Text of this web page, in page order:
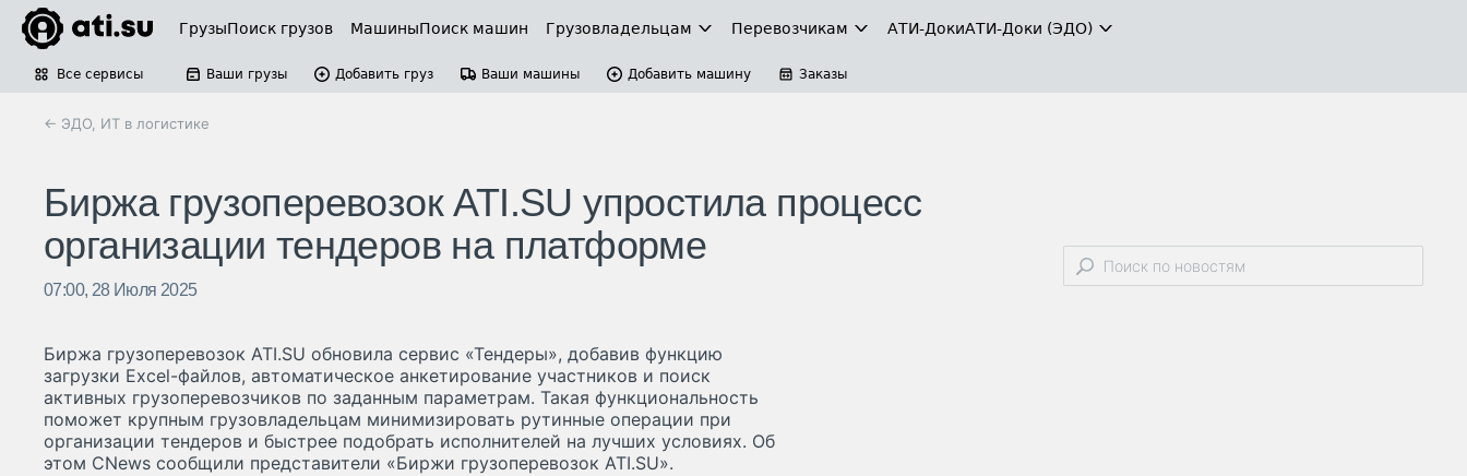
ГрузыПоиск грузов МашиныПоиск машин Грузовладельцам Перевозчикам АТИ-ДокиАТИ-Доки (ЭДО)
Все сервисы Ваши грузы Добавить груз Ваши машины Добавить машину Заказы
← ЭДО, ИТ в логистике
Биржа грузоперевозок ATI.SU упростила процесс
организации тендеров на платформе
07:00, 28 Июля 2025
Биржа грузоперевозок ATI.SU обновила сервис «Тендеры», добавив функцию
загрузки Excel-файлов, автоматическое анкетирование участников и поиск
активных грузоперевозчиков по заданным параметрам. Такая функциональность
поможет крупным грузовладельцам минимизировать рутинные операции при
организации тендеров и быстрее подобрать исполнителей на лучших условиях. Об
этом CNews сообщили представители «Биржи грузоперевозок ATI.SU».